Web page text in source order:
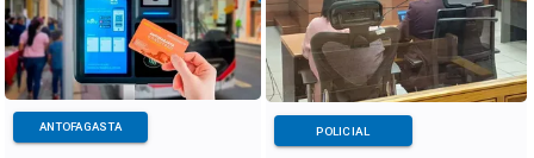
ANTOFAGASTA POLICIAL